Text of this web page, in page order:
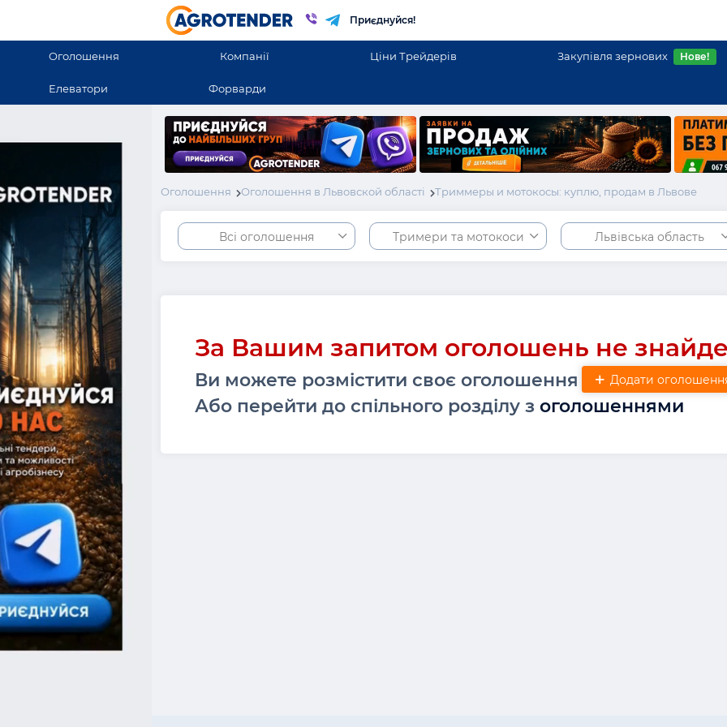
Приєднуйся!
Оголошення Компанії Ціни Трейдерів Закупівля зернових Нове!
Елеватори Форварди
Оголошення Оголошення в Львовской області Триммеры и мотокосы: куплю, продам в Львове
Всі оголошення Тримери та мотокоси Львівська область
За Вашим запитом оголошень не
Ви можете розмістити своє оголошення Додати
Або перейти до спільного розділу з оголошеннями